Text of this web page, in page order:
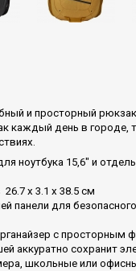
и просторный рюкзак
каждый день в городе,
ноутбука 15,6" и
x 3.1 x 38.5 см
панели для
с просторным
аккуратно сохранит
школьные или